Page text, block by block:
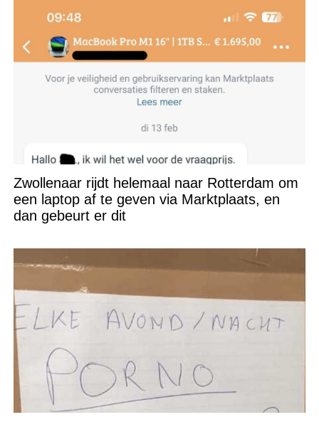
Zwollenaar rijdt helemaal naar Rotterdam om
een laptop af te geven via Marktplaats, en
dan gebeurt er dit